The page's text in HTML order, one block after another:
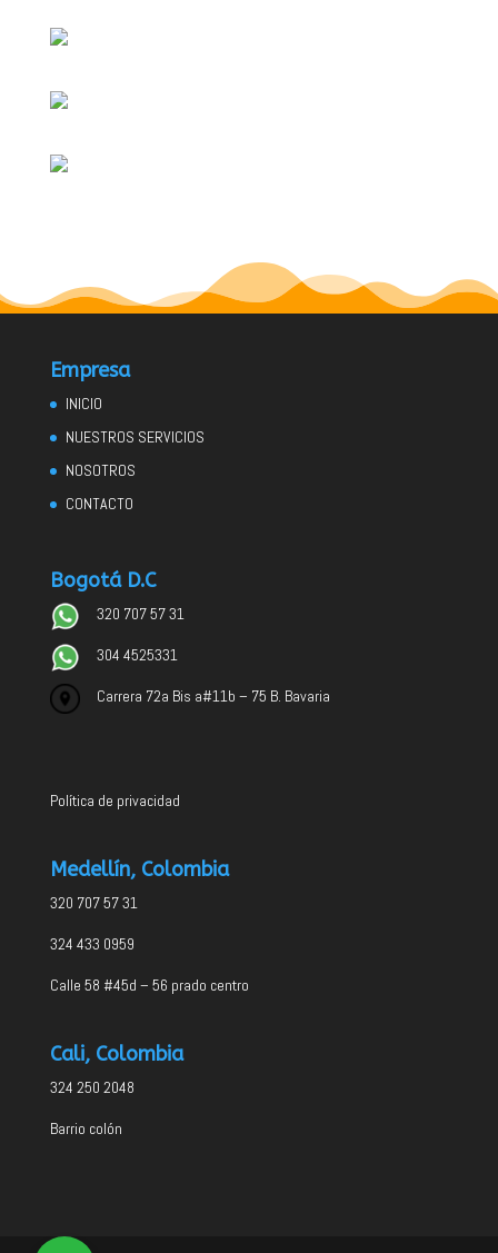
Empresa
INICIO
NUESTROS SERVICIOS
NOSOTROS
CONTACTO
Bogotá D.C
320 707 57 31
304 4525331
Carrera 72a Bis a#11b – 75 B. Bavaria
Política de privacidad
Medellín, Colombia
320 707 57 31
324 433 0959
Calle 58 #45d – 56 prado centro
Cali, Colombia
324 250 2048
Barrio colón